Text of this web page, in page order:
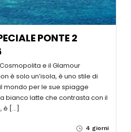
PONTE 2
Cosmopolita e il Glamour
è solo un’isola, è uno stile di
mondo per le sue spiagge
bianco latte che contrasta con il
è […]
4 giorni